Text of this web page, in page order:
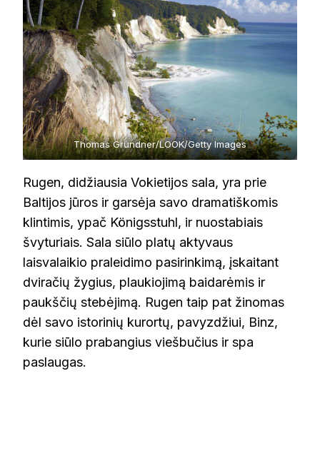
Thomas Grundner/LOOK/Getty Images
Rugen, didžiausia Vokietijos sala, yra prie
Baltijos jūros ir garsėja savo dramatiškomis
klintimis, ypač Königsstuhl, ir nuostabiais
švyturiais. Sala siūlo platų aktyvaus
laisvalaikio praleidimo pasirinkimą, įskaitant
dviračių žygius, plaukiojimą baidarėmis ir
paukščių stebėjimą. Rugen taip pat žinomas
dėl savo istorinių kurortų, pavyzdžiui, Binz,
kurie siūlo prabangius viešbučius ir spa
paslaugas.